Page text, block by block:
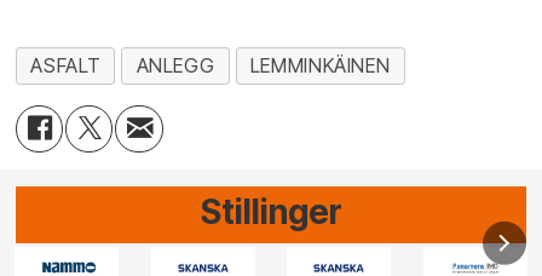
ASFALT ANLEGG LEMMINKÄINEN
Stillinger